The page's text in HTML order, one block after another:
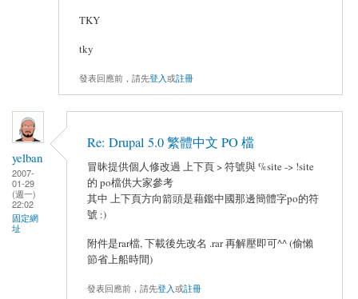
TKY
tky
發表回應前，請先登入或註冊
yelban
2007-
01-29
(週一)
22:02
固定網
址
Re: Drupal 5.0 繁體中文 PO 檔
冒昧提供個人修改過 上下頁 > 符號與 %site -> !site
的 po檔供大家參考
其中 上下頁方向箭頭是藉鑑中國那邊簡體字po的符
號 :)
附件是rar檔, 下載後先改名 .rar 再解壓即可^^ (偷懶
節省上船時間)
發表回應前，請先登入或註冊